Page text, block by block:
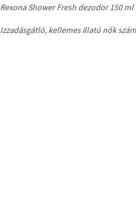
Rexona Shower Fresh dezodor 150 ml
Izzadásgátló, kellemes illatú nők